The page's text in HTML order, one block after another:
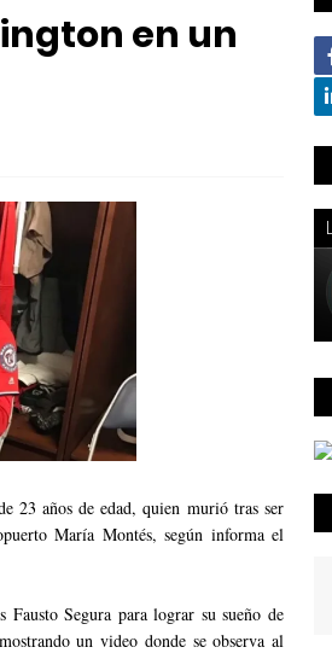
en un
23 años de edad, quien murió tras ser
María Montés, según informa el
Fausto Segura para lograr su sueño de
un video donde se observa al